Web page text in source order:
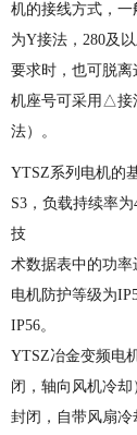
机的接线方式，一
为Y接法， 280及
要求时，也可脱
机座号可采用△接
法）。
YTSZ系列电机的
S3 ，负载持续率为
技
术数据表中的功率
电机防护等级为IP
IP56。
YTSZ冶金变频电
闭，轴向风机冷
封闭，自带风扇冷